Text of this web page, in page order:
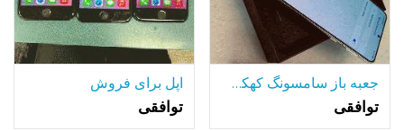
جعبه باز سامسونگ کهکشان S21 فوق العاده 5g
توافقی
اپل برای فروش
توافقی